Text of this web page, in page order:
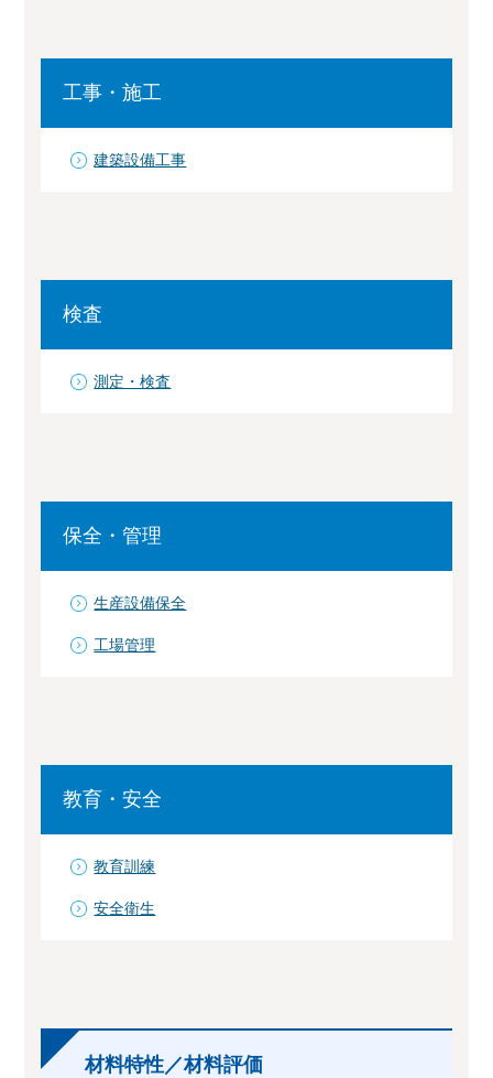
工事・施工
建築設備工事
検査
測定・検査
保全・管理
生産設備保全
工場管理
教育・安全
教育訓練
安全衛生
材料特性／材料評価